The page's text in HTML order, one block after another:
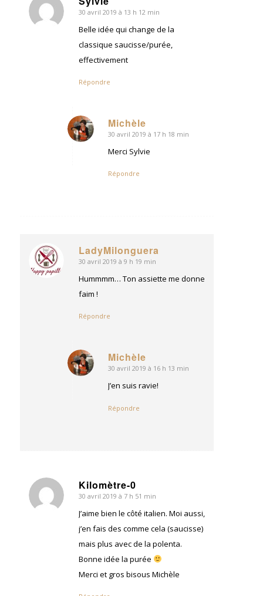
dit
:
30 avril 2019 à 13 h 12 min
Belle idée qui change de la
classique saucisse/purée,
effectivement
Répondre
Michèle
dit
30 avril 2019 à 17 h 18 min
Merci Sylvie
Répondre
LadyMilonguera
dit
:
30 avril 2019 à 9 h 19 min
Hummmm… Ton assiette me donne
faim !
Répondre
Michèle
dit
30 avril 2019 à 16 h 13 min
J’en suis ravie!
Répondre
Kilomètre-0
dit
:
30 avril 2019 à 7 h 51 min
J’aime bien le côté italien. Moi aussi,
j’en fais des comme cela (saucisse)
mais plus avec de la polenta.
Bonne idée la purée
Merci et gros bisous Michèle